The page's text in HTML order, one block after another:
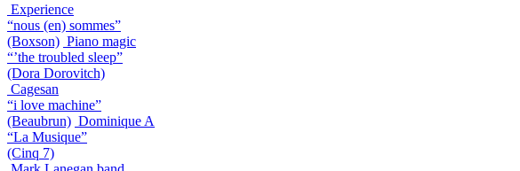
Experience
“nous (en) sommes”
(Boxson) Piano magic
“’the troubled sleep”
(Dora Dorovitch)
Cagesan
“i love machine”
(Beaubrun) Dominique A
“La Musique”
(Cinq 7)